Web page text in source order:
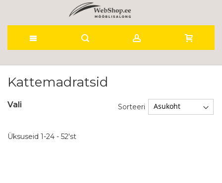
toKattemadratsid
Üksuseid 1-24 - 52'st
Sorteeri
Vali